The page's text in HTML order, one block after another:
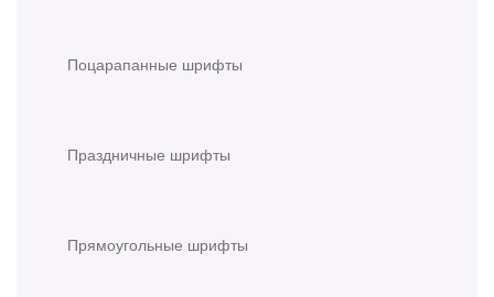
Поцарапанные шрифты
Праздничные шрифты
Прямоугольные шрифты